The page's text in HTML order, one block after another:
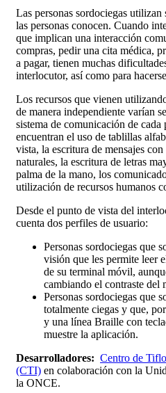
Las personas sordociegas
las personas conocen. Cuando
que implican una interacción
compras, pedir una cita médica,
a pagar, tienen muchas
interlocutor, así como para
Los recursos que vienen
de manera independiente varían
sistema de comunicación de
encuentran el uso de tablillas
vista, la escritura de mensajes
naturales, la escritura de letras
palma de la mano, los
utilización de recursos humanos
Desde el punto de vista del
cuenta dos perfiles de usuario:
Personas sordociegas que
visión que les permite leer
de su terminal móvil,
cambiando el contraste del
Personas sordociegas que
totalmente ciegas y que,
y una línea Braille con
muestre la aplicación.
Desarrolladores: Centro de
(CTI) en colaboración con la
la ONCE.